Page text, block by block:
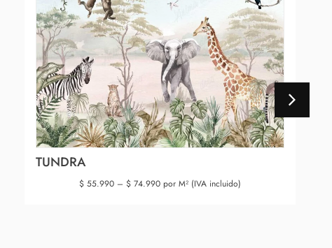
TUNDRA
$ 55.990 – $ 74.990 por M² (IVA incluido)